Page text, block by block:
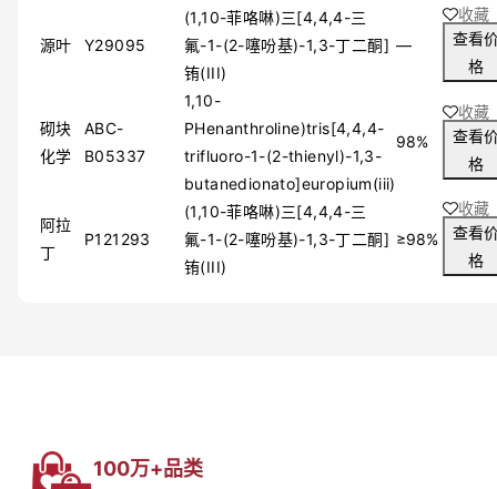
源叶 Y29095
(1,10-菲咯啉)三[4,4,4-三
氟-1-(2-噻吩基)-1,3-丁二酮]
铕(III)
—
收藏
查看
格
砌块
化学
ABC-
B05337
1,10-
PHenanthroline)tris[4,4,4-
trifluoro-1-(2-thienyl)-1,3-
butanedionato]europium(iii)
98%
收藏
查看
格
阿拉
丁
P121293
(1,10-菲咯啉)三[4,4,4-三
氟-1-(2-噻吩基)-1,3-丁二酮]
铕(III)
≥98%
收藏
查看
格
100万+品类